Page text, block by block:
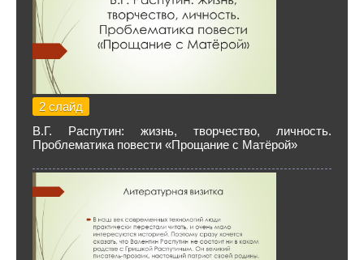
2 слайд
В.Г. Распутин: жизнь, творчество, личность.
Проблематика повести «Прощание с Матёрой»